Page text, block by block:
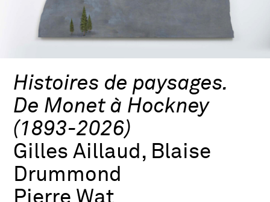
Histoires de paysages.
De Monet à Hockney
(1893-2026)
Gilles Aillaud, Blaise
Drummond
Pierre Wat